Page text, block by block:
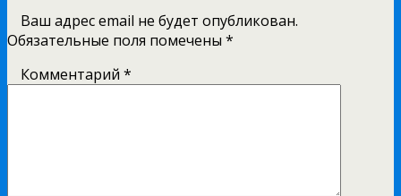
Ваш адрес email не будет опубликован.
Обязательные поля помечены *
Комментарий *